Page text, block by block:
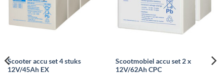
Scooter accu set 4 stuks
12V/45Ah EX
Scootmobiel accu set 2 x
12V/62Ah CPC